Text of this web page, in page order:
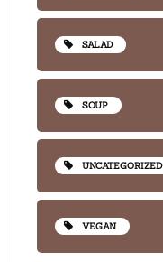
SALAD
SOUP
UNCATEGORIZED
VEGAN